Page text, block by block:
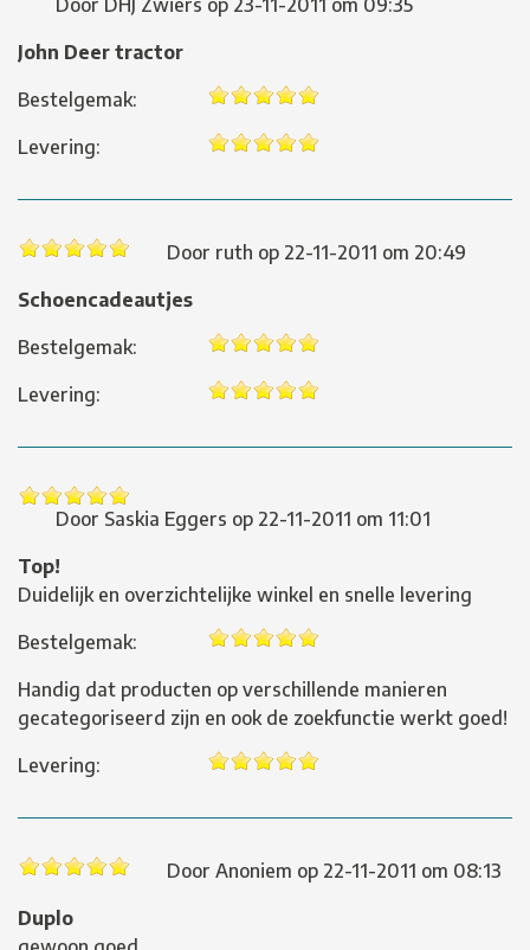
Door DHJ Zwiers op 23-11-2011 om 09:35
John Deer tractor
Bestelgemak:
Levering:
Door ruth op 22-11-2011 om 20:49
Schoencadeautjes
Bestelgemak:
Levering:
Door Saskia Eggers op 22-11-2011 om 11:01
Top!
Duidelijk en overzichtelijke winkel en snelle levering
Bestelgemak:
Handig dat producten op verschillende manieren
gecategoriseerd zijn en ook de zoekfunctie werkt goed!
Levering:
Door Anoniem op 22-11-2011 om 08:13
Duplo